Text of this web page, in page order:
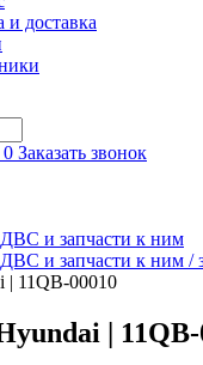
и доставка
0 Заказать звонок
и запчасти к ним
и запчасти к ним /
| 11QB-00010
| 11QB-